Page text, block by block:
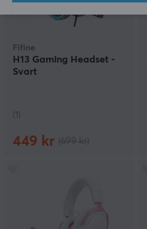
Fifine
H13 Gaming Headset -
Svart
(1)
449 kr